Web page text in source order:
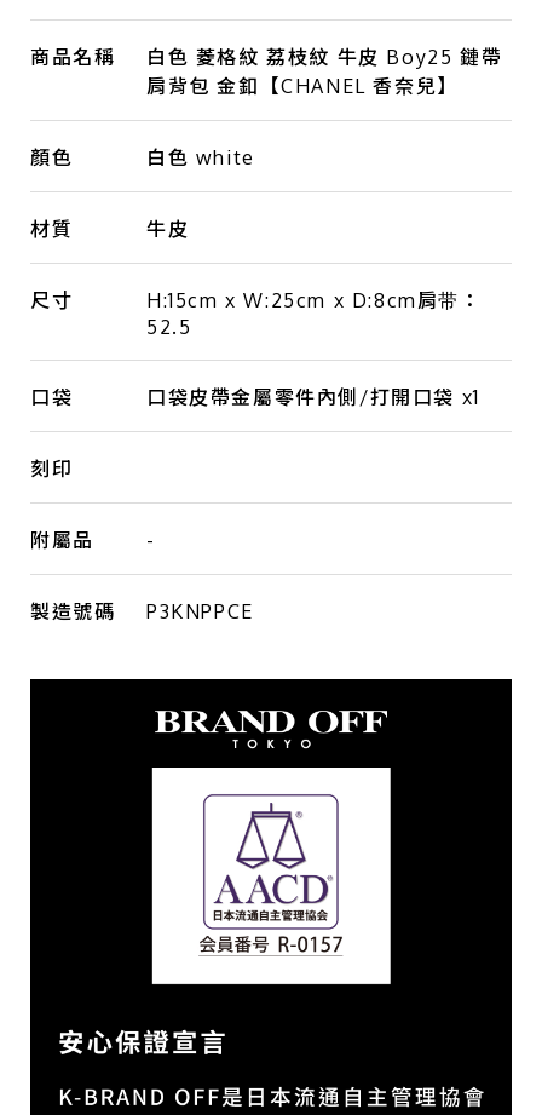
商品名稱
白色 菱格紋 荔枝紋 牛皮 Boy25 鏈帶
肩背包 金釦【CHANEL 香奈兒】
顏色 白色 white
材質 牛皮
尺寸
H:15cm x W:25cm x D:8cm肩带：
52.5
口袋 口袋皮帶金屬零件內側/打開口袋 x1
刻印
附屬品 -
製造號碼 P3KNPPCE